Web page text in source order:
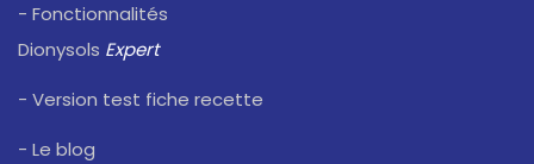
- Fonctionnalités
Dionysols Expert
- Version test fiche recette
- Le blog